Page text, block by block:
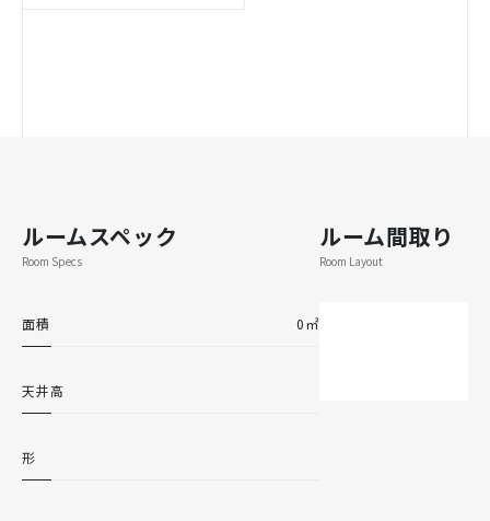
ルームスペック
Room Specs
面積 0㎡
天井高
形
ルーム間取り
Room Layout